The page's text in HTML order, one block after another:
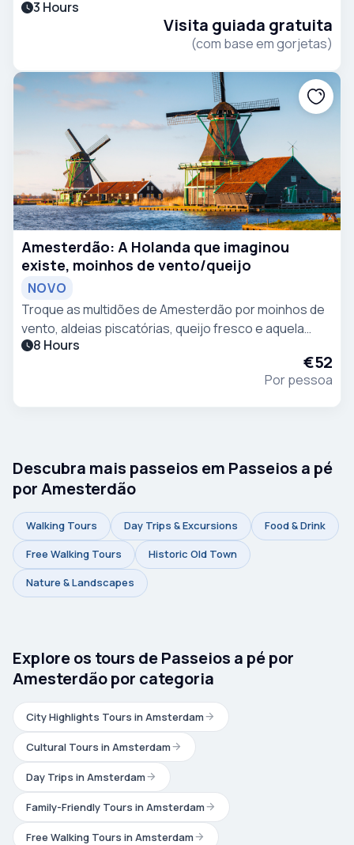
histórias ocultas, ruas boémias e forasteiros que
mudaram a Europa para sempre.
3 Hours
Visita guiada gratuita
(com base em gorjetas)
Amesterdão: A Holanda que imaginou
existe, moinhos de vento/queijo
NOVO
Troque as multidões de Amesterdão por moinhos de
vento, aldeias piscatórias, queijo fresco e aquela
Holanda de cartão postal que a maioria dos viajantes
8 Hours
€52
Por pessoa
Descubra mais passeios em Passeios a pé
por Amesterdão
Walking Tours Day Trips & Excursions
Food & Drink
Free Walking Tours
Historic Old Town
Nature & Landscapes
Explore os tours de Passeios a pé por
Amesterdão por categoria
City Highlights Tours in Amsterdam
Cultural Tours in Amsterdam
Day Trips in Amsterdam
Family-Friendly Tours in Amsterdam
Free Walking Tours in Amsterdam